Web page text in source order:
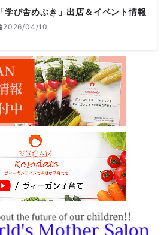
「学び舎めぶき」出店＆イベント情報
2026/04/10